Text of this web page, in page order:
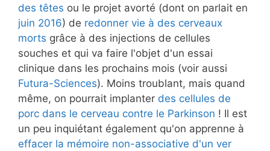
des têtes ou le projet avorté (dont on parlait en
juin 2016) de redonner vie à des cerveaux
morts grâce à des injections de cellules
souches et qui va faire l'objet d'un essai
clinique dans les prochains mois (voir aussi
Futura-Sciences). Moins troublant, mais quand
même, on pourrait implanter des cellules de
porc dans le cerveau contre le Parkinson ! Il est
un peu inquiétant également qu'on apprenne à
effacer la mémoire non-associative d'un ver